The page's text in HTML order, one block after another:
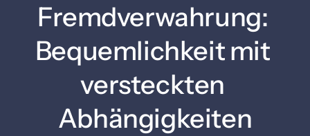
Fremdverwahrung:
Bequemlichkeit mit
versteckten
Abhängigkeiten